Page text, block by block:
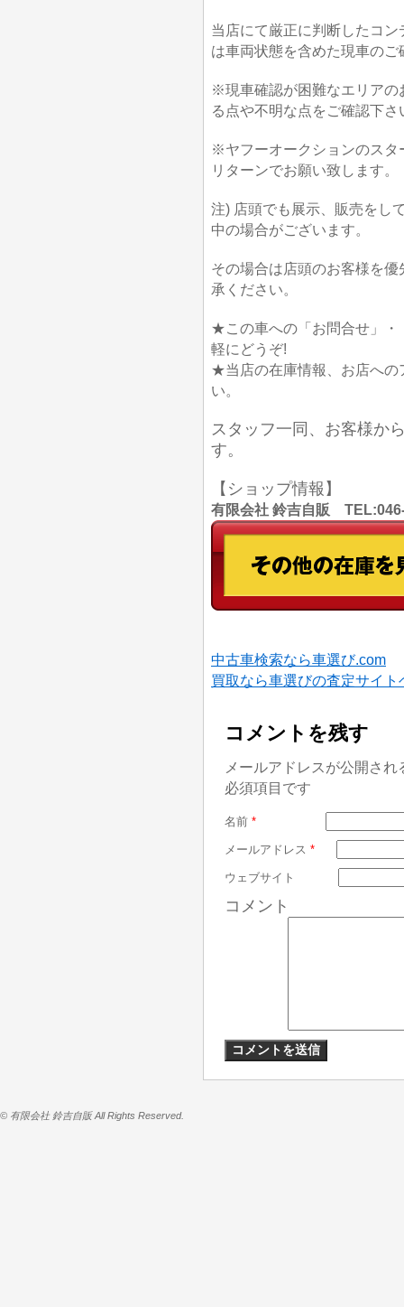
当店にて厳正に判断したコ
は車両状態を含めた現車の
※現車確認が困難なエリアの
る点や不明な点をご確認下さ
※ヤフーオークションのスタ
リターンでお願い致します。
注) 店頭でも展示、販売をし
中の場合がございます。
その場合は店頭のお客様を
承ください。
★この車への「お問合せ」・
軽にどうぞ!
★当店の在庫情報、お店への
い。
スタッフ一同、お客様か
す。
【ショップ情報】
有限会社 鈴吉自販
中古車検索なら車選び.com
買取なら車選びの査定サイト
コメントを残す
メールアドレスが公開さ
必須項目です
名前 *
メールアドレス *
ウェブサイト
コメント
© 有限会社 鈴吉自販 All Rights Reserved.